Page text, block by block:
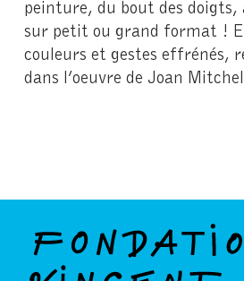
peinture, du bout des doigts,
sur petit ou grand format !
couleurs et gestes effrénés,
dans l’oeuvre de Joan